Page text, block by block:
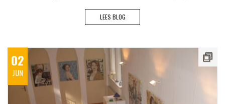
LEES BLOG
02
JUN